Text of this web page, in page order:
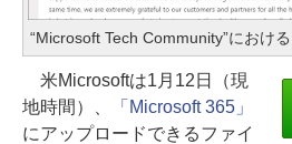
“Microsoft Tech Community”におけ
米Microsoftは1月12日（現
地時間）、
「Microsoft 365」
にアップロードできるファイ